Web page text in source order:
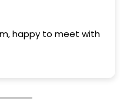
happy to meet with